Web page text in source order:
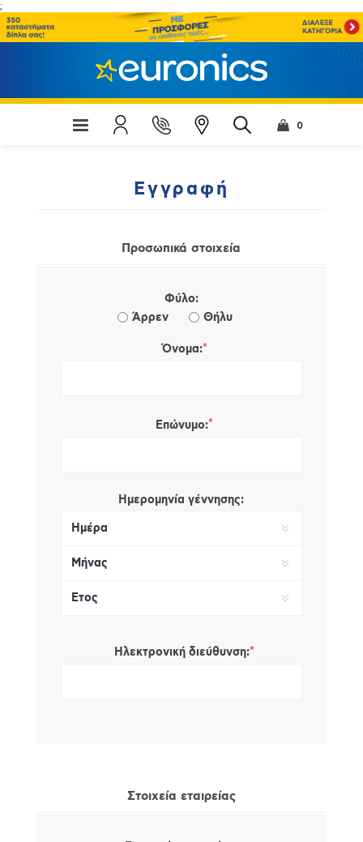
;
0
Εγγραφή
Προσωπικά στοιχεία
Φύλο:
Άρρεν
Θήλυ
Όνομα:*
Επώνυμο:*
Ημερομηνία γέννησης:
Ηλεκτρονική διεύθυνση:*
Στοιχεία εταιρείας